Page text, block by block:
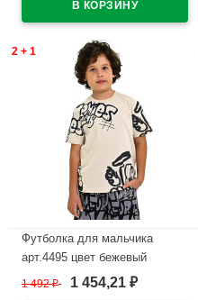
2 + 1
Футболка для мальчика
арт.4495 цвет бежевый
В наличии
1 492₽ 1 454,21 ₽